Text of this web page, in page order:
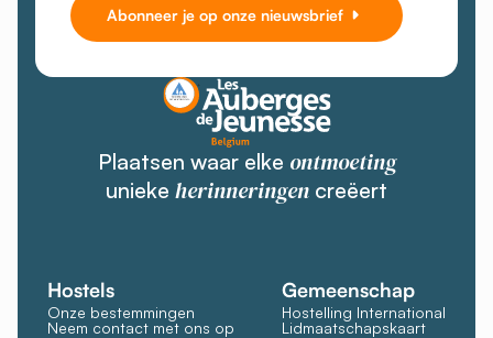
Abonneer je op onze nieuwsbrief
Plaatsen waar elke ontmoeting
unieke herinneringen creëert
Hostels
Onze bestemmingen
Neem contact met ons op
Gemeenschap
Hostelling International
Lidmaatschapskaart